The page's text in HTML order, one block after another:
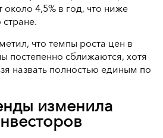
около 4,5% в год, что ниже
что темпы роста цен в
постепенно сближаются, хотя
назвать полностью единым по
изменила